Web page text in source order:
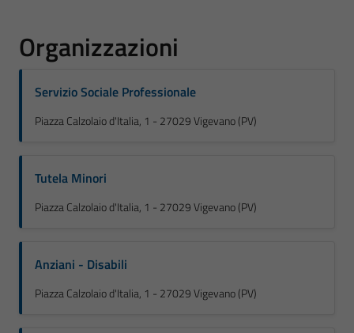
Organizzazioni
Servizio Sociale Professionale
Piazza Calzolaio d'Italia, 1 - 27029 Vigevano (PV)
Tutela Minori
Piazza Calzolaio d'Italia, 1 - 27029 Vigevano (PV)
Anziani - Disabili
Piazza Calzolaio d'Italia, 1 - 27029 Vigevano (PV)